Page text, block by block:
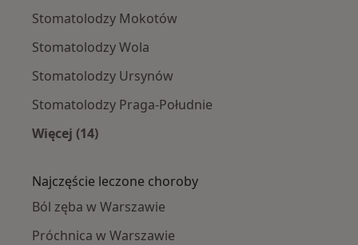
Stomatolodzy Mokotów
Stomatolodzy Wola
Stomatolodzy Ursynów
Stomatolodzy Praga-Południe
Więcej (14)
Najczęście leczone choroby
Ból zęba w Warszawie
Próchnica w Warszawie